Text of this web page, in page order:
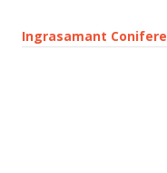
Ingrasamant Conifere